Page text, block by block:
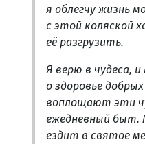
я облегчу жизнь
с этой коляской
её разгрузить.
Я верю в чудеса,
о здоровье
воплощают эти
ежедневный быт.
ездит в святое